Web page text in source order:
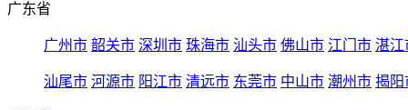
广东省
广州市 韶关市 深圳市 珠海市 汕头市 佛山市 江门市 湛江
汕尾市 河源市 阳江市 清远市 东莞市 中山市 潮州市 揭阳